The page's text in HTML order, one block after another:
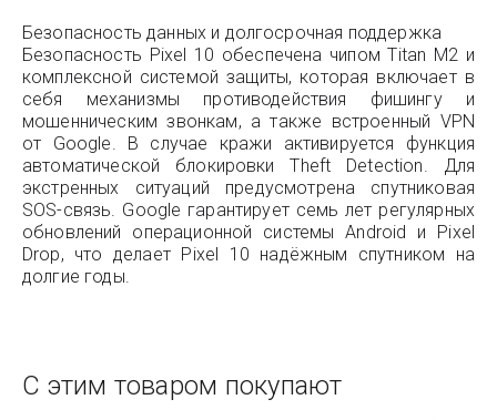
Безопасность данных и долгосрочная поддержка
Безопасность Pixel 10 обеспечена чипом Titan M2 и
комплексной системой защиты, которая включает в
себя механизмы противодействия фишингу и
мошенническим звонкам, а также встроенный VPN
от Google. В случае кражи активируется функция
автоматической блокировки Theft Detection. Для
экстренных ситуаций предусмотрена спутниковая
SOS-связь. Google гарантирует семь лет регулярных
обновлений операционной системы Android и Pixel
Drop, что делает Pixel 10 надёжным спутником на
долгие годы.
С этим товаром покупают